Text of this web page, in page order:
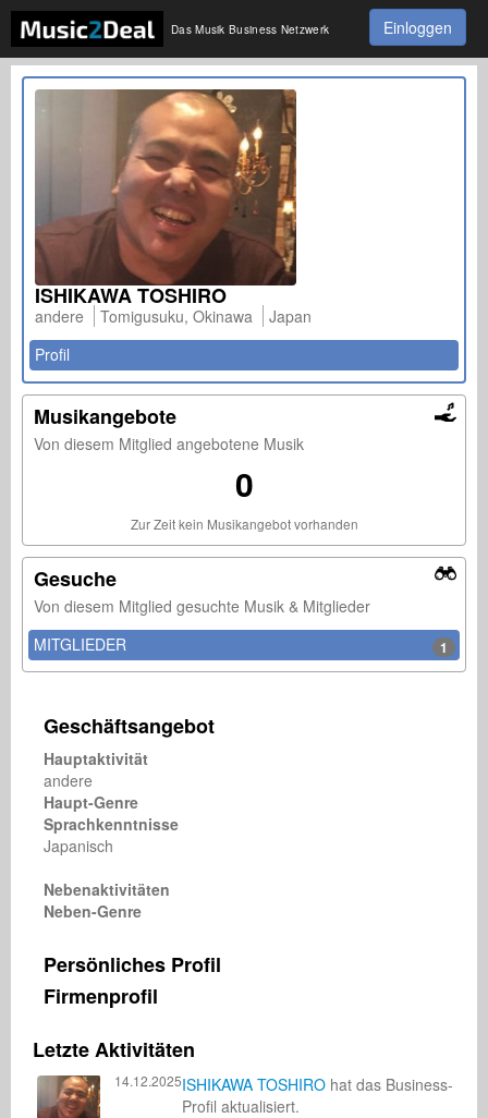
Das Musik Business Netzwerk Einloggen
ISHIKAWA TOSHIRO
andere Tomigusuku, Okinawa
Japan
Profil
Musikangebote
Von diesem Mitglied angebotene Musik
0
Zur Zeit kein Musikangebot vorhanden
Gesuche
Von diesem Mitglied gesuchte Musik & Mitglieder
MITGLIEDER
1
Geschäftsangebot
Hauptaktivität
andere
Haupt-Genre
Sprachkenntnisse
Japanisch
Nebenaktivitäten
Neben-Genre
Persönliches Profil
Firmenprofil
Letzte Aktivitäten
14.12.2025ISHIKAWA TOSHIRO hat das Business-
Profil aktualisiert.